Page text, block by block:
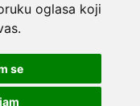
oglasa koji
.
se